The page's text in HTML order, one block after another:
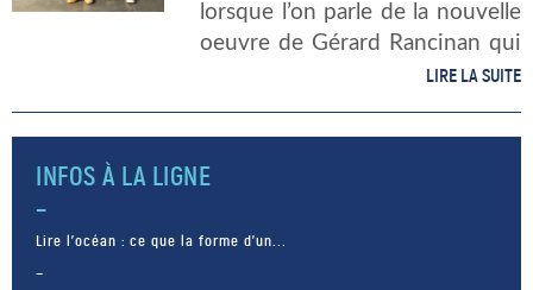
lorsque l’on parle de la nouvelle
oeuvre de Gérard Rancinan qui
est exposée actuellement au
Bordeaux. En effet si dans […]
LIRE LA SUITE
INFOS À LA LIGNE
Lire l’océan : ce que la forme d’un...